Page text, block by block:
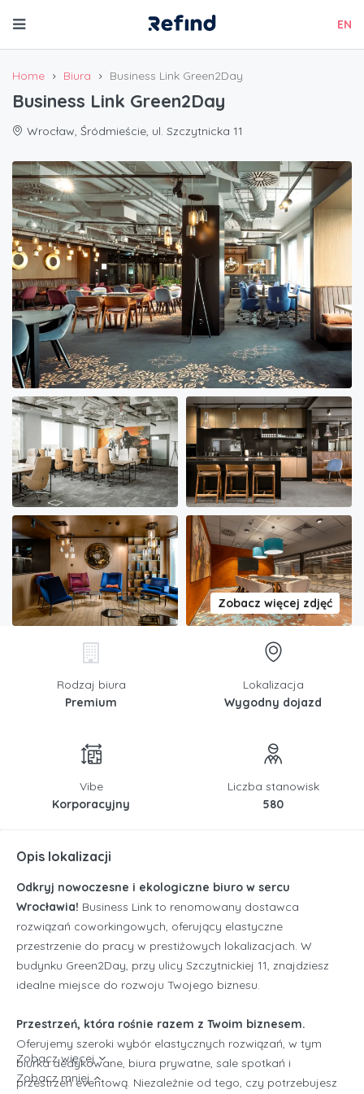
EN
Home Biura Business Link Green2Day
Business Link Green2Day
Wrocław, Śródmieście, ul. Szczytnicka 11
Zobacz więcej zdjęć
Rodzaj biura
Premium
Lokalizacja
Wygodny dojazd
Vibe
Korporacyjny
Liczba stanowisk
580
Opis lokalizacji
Odkryj nowoczesne i ekologiczne biuro w sercu
Wrocławia! Business Link to renomowany dostawca
rozwiązań coworkingowych, oferujący elastyczne
przestrzenie do pracy w prestiżowych lokalizacjach. W
budynku Green2Day, przy ulicy Szczytnickiej 11, znajdziesz
idealne miejsce do rozwoju Twojego biznesu.
Przestrzeń, która rośnie razem z Twoim biznesem.
Oferujemy szeroki wybór elastycznych rozwiązań, w tym
biurka dedykowane, biura prywatne, sale spotkań i
przestrzeń eventową. Niezależnie od tego, czy potrzebujesz
Zobacz więcej
Zobacz mniej